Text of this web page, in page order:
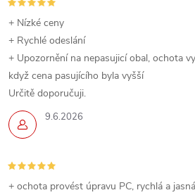
ý
p
i
s
u
9.6.2026
+ Nízké ceny
+ Rychlé odeslání
+ Upozornění na nepasujicí obal, ochota
když cena pasujícího byla vyšší
Určitě doporučuji.
+ ochota provést úpravu PC, rychlá a